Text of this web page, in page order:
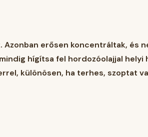
erősen koncentráltak, és
hígítsa fel hordozóolajjal helyi
különösen, ha terhes, szoptat